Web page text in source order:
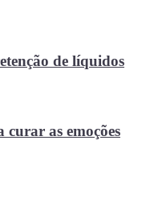
de líquidos
as emoções